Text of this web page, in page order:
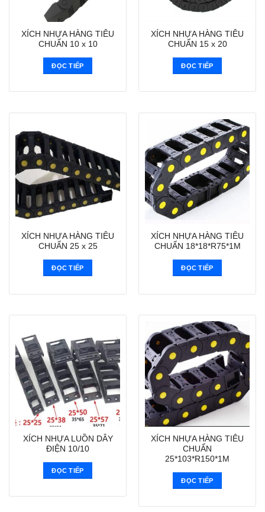
XÍCH NHỰA HÀNG TIÊU
CHUẨN 10 x 10
ĐỌC TIẾP
XÍCH NHỰA HÀNG TIÊU
CHUẨN 15 x 20
ĐỌC TIẾP
XÍCH NHỰA HÀNG TIÊU
CHUẨN 25 x 25
ĐỌC TIẾP
XÍCH NHỰA HÀNG TIÊU
CHUẨN 18*18*R75*1M
ĐỌC TIẾP
XÍCH NHỰA LUỒN DÂY
ĐIỆN 10/10
ĐỌC TIẾP
XÍCH NHỰA HÀNG TIÊU
CHUẨN
25*103*R150*1M
ĐỌC TIẾP